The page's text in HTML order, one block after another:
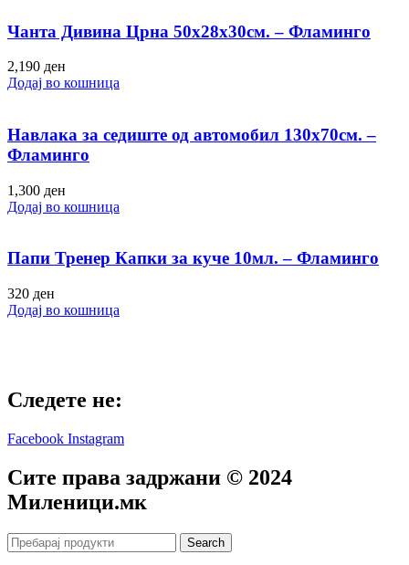
Чанта Дивина Црна 50х28х30см. – Фламинго
2,190 ден
Додај во кошница
Навлака за седиште од автомобил 130х70см. –
Фламинго
1,300 ден
Додај во кошница
Папи Тренер Капки за куче 10мл. – Фламинго
320 ден
Додај во кошница
Следете не:
Facebook Instagram
Сите права задржани © 2024
Mиленици.мк
Search